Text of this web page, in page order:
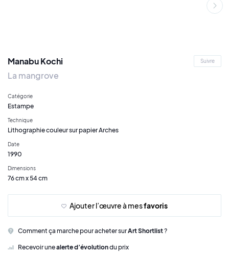
Manabu Kochi Suivre
La mangrove
Catégorie
Estampe
Technique
Lithographie couleur sur papier Arches
Date
1990
Dimensions
76 cm x 54 cm
Ajouter l’œuvre à mesfavoris
Comment ça marche pour acheter surArt Shortlist?
Recevoir unealerte d’évolutiondu prix